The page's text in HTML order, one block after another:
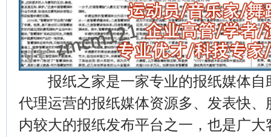
报纸之家是一家专业的报纸媒体自
代理运营的报纸媒体资源多、发表快
内较大的报纸发布平台之一，也是广